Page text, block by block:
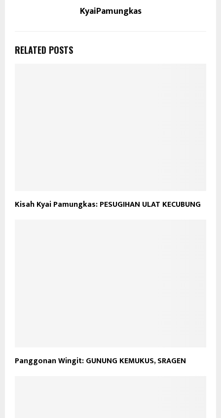
KyaiPamungkas
RELATED POSTS
Kisah Kyai Pamungkas: PESUGIHAN ULAT KECUBUNG
Panggonan Wingit: GUNUNG KEMUKUS, SRAGEN